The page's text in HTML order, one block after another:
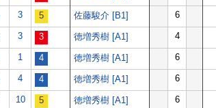
3 佐藤駿介 [B1] 6
3 徳増秀樹 [A1] 4
1 徳増秀樹 [A1] 6
4 徳増秀樹 [A1] 6
10 徳増秀樹 [A1] 6